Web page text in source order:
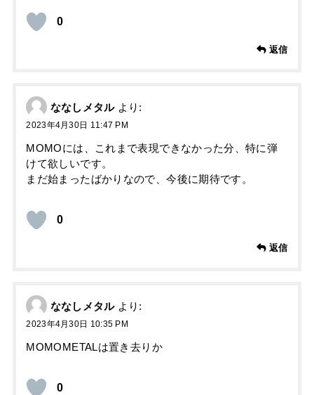
0
返信
ななしメタル より:
2023年4月30日 11:47 PM
MOMOには、これまで表現できなかった分、特に弾
けて欲しいです。
まだ始まったばかりなので、今後に期待です。
0
返信
ななしメタル より:
2023年4月30日 10:35 PM
MOMOMETALは置き去りか
0